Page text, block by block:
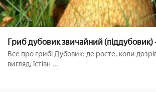
Гриб дубовик звичайний
описом, як виглядає і де росте, як
Все про грибі Дубовик: де росте, коли
вигляд, їстівн ...